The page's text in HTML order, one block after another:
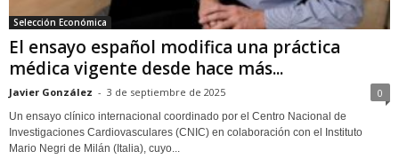
Selección Económica
El ensayo español modifica una práctica
médica vigente desde hace más...
Javier González - 3 de septiembre de 2025 0
Un ensayo clínico internacional coordinado por el Centro Nacional de
Investigaciones Cardiovasculares (CNIC) en colaboración con el Instituto
Mario Negri de Milán (Italia), cuyo...